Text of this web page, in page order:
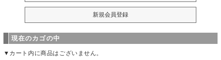
現在のカゴの中
▼カート内に商品はございません。